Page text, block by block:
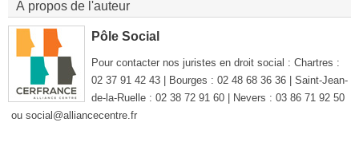
À propos de l'auteur
Pôle Social
Pour contacter nos juristes en droit social : Chartres :
02 37 91 42 43 | Bourges : 02 48 68 36 36 | Saint-Jean-
de-la-Ruelle : 02 38 72 91 60 | Nevers : 03 86 71 92 50
ou social@alliancecentre.fr